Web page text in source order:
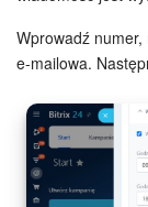
Wprowadź numer,
e-mailowa.